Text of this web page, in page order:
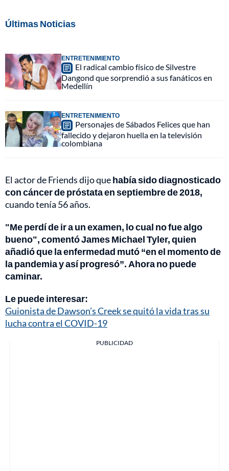
Últimas Noticias
ENTRETENIMIENTO
El radical cambio físico de Silvestre
Dangond que sorprendió a sus fanáticos en
Medellín
ENTRETENIMIENTO
Personajes de Sábados Felices que han
fallecido y dejaron huella en la televisión
colombiana
El actor de Friends dijo quehabía sido diagnosticado
con cáncer de próstata en septiembre de 2018,
cuando tenía 56 años.
"Me perdí de ir a un examen, lo cual no fue algo
bueno", comentó James Michael Tyler, quien
añadió que la enfermedad mutó “en el momento de
la pandemia y así progresó”. Ahora no puede
caminar.
Le puede interesar:
Guionista de Dawson’s Creek se quitó la vida tras su
lucha contra el COVID-19
PUBLICIDAD